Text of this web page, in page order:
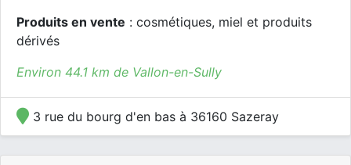
Produits en vente : cosmétiques, miel et produits
dérivés
Environ 44.1 km de Vallon-en-Sully
3 rue du bourg d'en bas à 36160 Sazeray